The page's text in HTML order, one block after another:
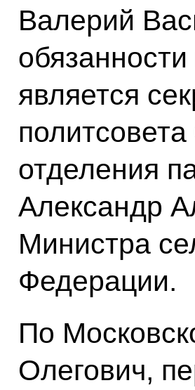
Валерий
является
отделения
Александр
Министра
Федерации.
По
Олегович,